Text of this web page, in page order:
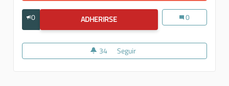
0 ADHERIRSECREARE UN GRANDE ITINERARIO
Creare un
0
34 34 seguidoras
SeguirCreare un grande itinerario